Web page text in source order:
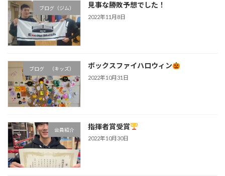
ブログ（ジム） 見事な勝敗予想でした！
2022年11月8日
ブログ （キッズ） ボックスファイハロウィン
2022年10月31日
会員紹介 指揮者賞受賞
2022年10月30日